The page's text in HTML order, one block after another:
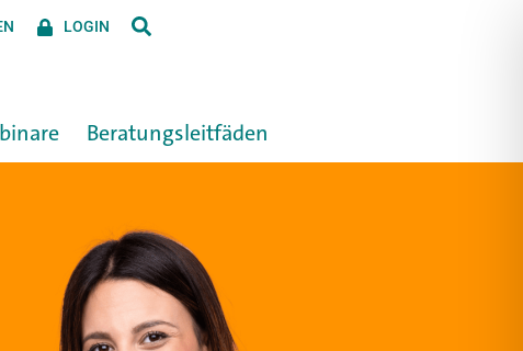
LOGIN
Beratungs­leitfäden